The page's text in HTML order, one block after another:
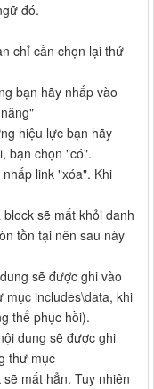
đó.
chỉ cần chọn lại thứ
bạn hãy nhấp vào
hiệu lực bạn hãy
bạn chọn "có".
link "xóa". Khi
sẽ mất khỏi danh
tồn tại nên sau này
sẽ được ghi vào
mục includes\data, khi
thể phục hồi).
dung sẽ được ghi
thư mục
mất hẳn. Tuy nhiên